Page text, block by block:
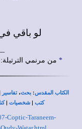
لو باقي
* من مرنمي
الكتاب المقدس: بحث،تفاسير
كتب | شخصيات |
Coptic-Taraneem-